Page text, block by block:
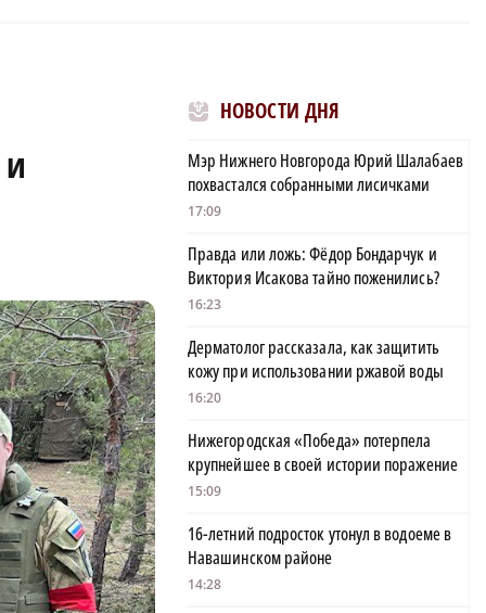
НОВОСТИ ДНЯ
Мэр Нижнего Новгорода Юрий Шалабаев
похвастался собранными лисичками
17:09
Правда или ложь: Фёдор Бондарчук и
Виктория Исакова тайно поженились?
16:23
Дерматолог рассказала, как защитить
кожу при использовании ржавой воды
16:20
Нижегородская «Победа» потерпела
крупнейшее в своей истории поражение
15:09
16-летний подросток утонул в водоеме в
Навашинском районе
14:28